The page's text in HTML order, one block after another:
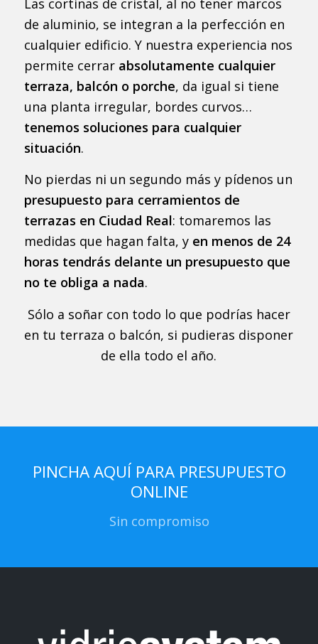
Las cortinas de cristal, al no tener marcos
de aluminio, se integran a la perfección en
cualquier edificio. Y nuestra experiencia nos
permite cerrar absolutamente cualquier
terraza, balcón o porche, da igual si tiene
una planta irregular, bordes curvos…
tenemos soluciones para cualquier
situación.
No pierdas ni un segundo más y pídenos un
presupuesto para cerramientos de
terrazas en Ciudad Real: tomaremos las
medidas que hagan falta, y en menos de 24
horas tendrás delante un presupuesto que
no te obliga a nada.
Sólo a soñar con todo lo que podrías hacer
en tu terraza o balcón, si pudieras disponer
de ella todo el año.
PINCHA AQUÍ PARA PRESUPUESTO
ONLINE
Sin compromiso